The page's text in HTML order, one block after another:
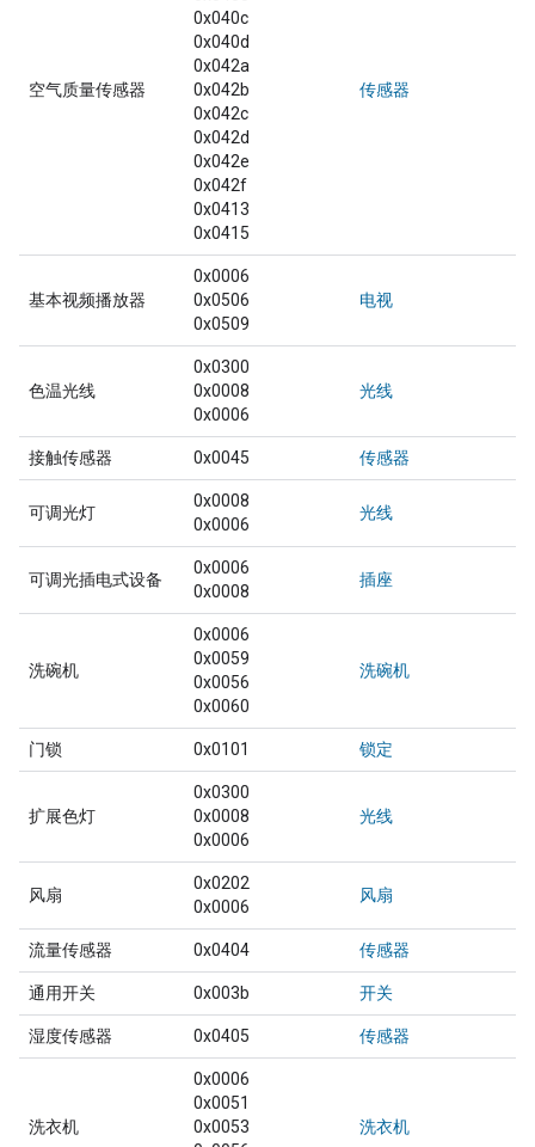
空气质量传感器
0x040c
0x040d
0x042a
0x042b
0x042c
0x042d
0x042e
0x042f
0x0413
0x0415
传感器
基本视频播放器
0x0006
0x0506
0x0509
电视
色温光线
0x0300
0x0008
0x0006
光线
接触传感器 0x0045 传感器
可调光灯
0x0008
0x0006
光线
可调光插电式设备
0x0006
0x0008
插座
洗碗机
0x0006
0x0059
0x0056
0x0060
洗碗机
门锁 0x0101 锁定
扩展色灯
0x0300
0x0008
0x0006
光线
风扇
0x0202
0x0006
风扇
流量传感器 0x0404 传感器
通用开关 0x003b 开关
湿度传感器 0x0405 传感器
洗衣机
0x0006
0x0051
0x0053
洗衣机